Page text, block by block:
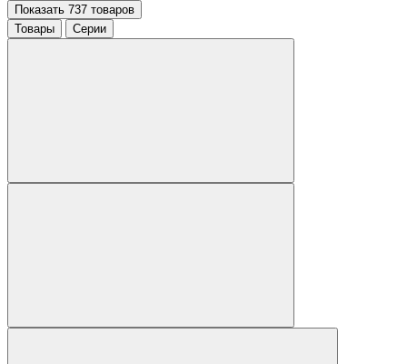
Показать 737 товаров
Товары
Серии